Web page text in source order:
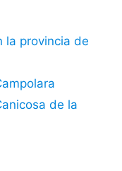
la provincia de
de la